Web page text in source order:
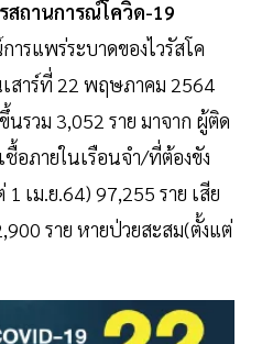
สถานการณ์โควิด-19
ารแพร่ระบาดของไวรัสโค
สาร์ที่ 22 พฤษภาคม 2564
รวม 3,052 ราย มาจาก ผู้ติด
ชื้อภายในเรือนจำ/ที่ต้องขัง
เม.ย.64) 97,255 ราย เสีย
ราย หายป่วยสะสม(ตั้งแต่